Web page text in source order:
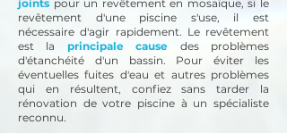
joints pour un revêtement en mosaïque, si le
revêtement d'une piscine s'use, il est
nécessaire d'agir rapidement. Le revêtement
est la principale cause des problèmes
d'étanchéité d'un bassin. Pour éviter les
éventuelles fuites d'eau et autres problèmes
qui en résultent, confiez sans tarder la
rénovation de votre piscine à un spécialiste
reconnu.